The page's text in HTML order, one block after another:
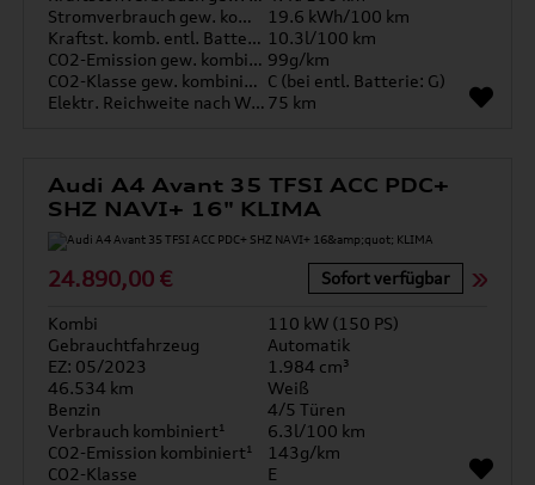
Stromverbrauch gew. kombiniert
19.6 kWh/100 km
Kraftst. komb. entl. Batterie 10.3l/100 km
CO2-Emission gew. kombiniert 99g/km
CO2-Klasse gew. kombiniert C (bei entl. Batterie: G)
Elektr. Reichweite nach WLTP* 75 km
Audi A4 Avant 35 TFSI ACC PDC+
SHZ NAVI+ 16" KLIMA
24.890,00 € Sofort verfügbar
Kombi
110 kW (150 PS)
Gebrauchtfahrzeug
Automatik
EZ: 05/2023
1.984 cm³
46.534 km
Weiß
Benzin
4/5 Türen
Verbrauch kombiniert¹
6.3l/100 km
CO2-Emission kombiniert¹
143g/km
CO2-Klasse
E